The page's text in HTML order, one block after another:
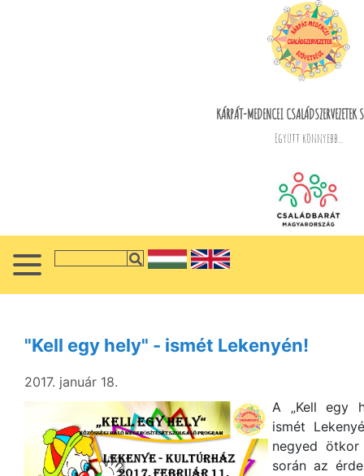
KÁRPÁT-MEDENCEI CSALÁDSZERVEZETEK
Együtt könnyebb...
"Kell egy hely" - ismét Lekenyén!
2017. január 18.
A „Kell egy
ismét
negyed
során az